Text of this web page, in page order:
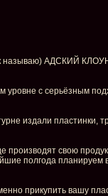
называю) АДСКИЙ
уровне с серьёзным
издали пластинки,
свою
полгода планируем
прикупить вашу